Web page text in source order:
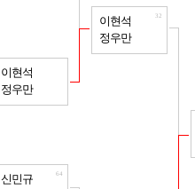
이현석
정우만
신민규
64
이현석
정우만
32